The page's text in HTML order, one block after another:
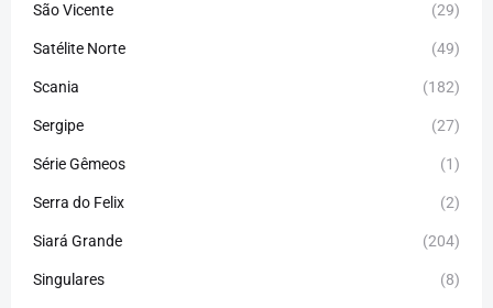
São Vicente (29)
Satélite Norte (49)
Scania (182)
Sergipe (27)
Série Gêmeos (1)
Serra do Felix (2)
Siará Grande (204)
Singulares (8)